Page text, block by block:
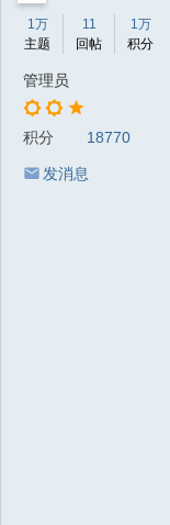
1万
主题
11
回帖
1万
积分
管理员
积分 18770
发消息